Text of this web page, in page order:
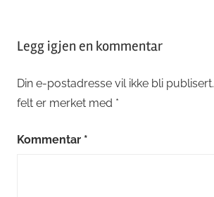
Legg igjen en kommentar
Din e-postadresse vil ikke bli publisert.
felt er merket med *
Kommentar *